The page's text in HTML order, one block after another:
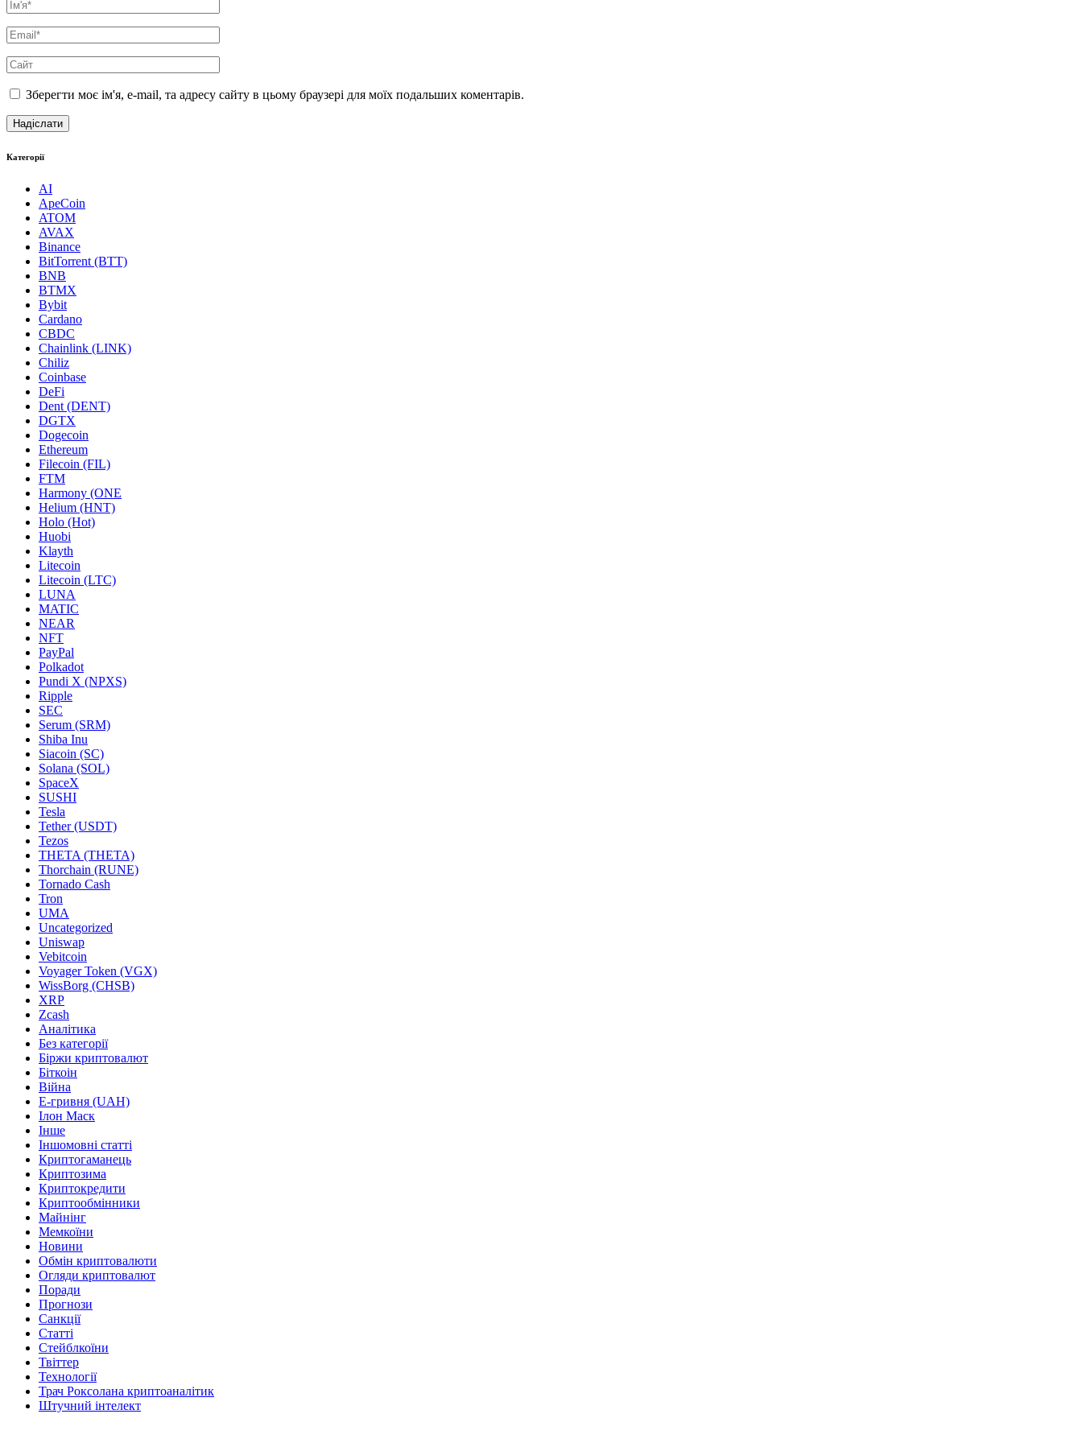
Зберегти моє ім'я, e-mail, та адресу сайту в цьому браузері для моїх подальших коментарів.
Категорії
AI
ApeCoin
ATOM
AVAX
Binance
BitTorrent (BTT)
BNB
BTMX
Bybit
Cardano
CBDC
Chainlink (LINK)
Chiliz
Coinbase
DeFi
Dent (DENT)
DGTX
Dogecoin
Ethereum
Filecoin (FIL)
FTM
Harmony (ONE
Helium (HNT)
Holo (Hot)
Huobi
Klayth
Litecoin
Litecoin (LTC)
LUNA
MATIC
NEAR
NFT
PayPal
Polkadot
Pundi X (NPXS)
Ripple
SEC
Serum (SRM)
Shiba Inu
Siacoin (SC)
Solana (SOL)
SpaceX
SUSHI
Tesla
Tether (USDT)
Tezos
THETA (THETA)
Thorchain (RUNE)
Tornado Cash
Tron
UMA
Uncategorized
Uniswap
Vebitcoin
Voyager Token (VGX)
WissBorg (CHSB)
XRP
Zcash
Аналітика
Без категорії
Біржи криптовалют
Біткоін
Війна
Е-гривня (UAH)
Ілон Маск
Інше
Іншомовні статті
Криптогаманець
Криптозима
Криптокредити
Криптообмінники
Майнінг
Мемкоїни
Новини
Обмін криптовалюти
Огляди криптовалют
Поради
Прогнози
Санкції
Статті
Стейблкоїни
Твіттер
Технології
Трач Роксолана криптоаналітик
Штучний інтелект